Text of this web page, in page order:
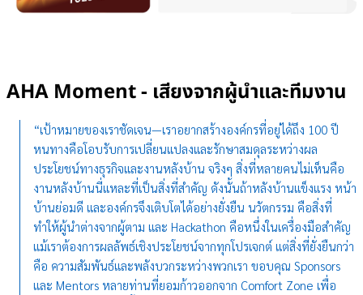
AHA Moment - เสียงจากผู้นำและทีมงาน
“เป้าหมายของเราชัดเจน—เราอยากสร้างองค์กรที่อยู่ได้ถึง 100 ปี
หนทางคือโอบรับการเปลี่ยนแปลงและรักษาสมดุลระหว่างผล
ประโยชน์ทางธุรกิจและงานหลังบ้าน จริงๆ สิ่งที่หลายคนไม่เห็นคือ
งานหลังบ้านนี่แหละที่เป็นสิ่งที่สำคัญ ดังนั้นถ้าหลังบ้านแข็งแรง หน้า
บ้านย่อมดี และองค์กรจึงเติบโตได้อย่างยั่งยืน นวัตกรรม คือสิ่งที่
ทำให้ผู้นำต่างจากผู้ตาม และ Hackathon คือหนึ่งในเครื่องมือสำคัญ
แม้เราต้องการผลลัพธ์เชิงประโยชน์จากทุกโปรเจกต์ แต่สิ่งที่ยั่งยืนกว่า
คือ ความสัมพันธ์และพลังบวกระหว่างพวกเรา ขอบคุณ Sponsors
และ Mentors หลายท่านที่ยอมก้าวออกจาก Comfort Zone เพื่อ